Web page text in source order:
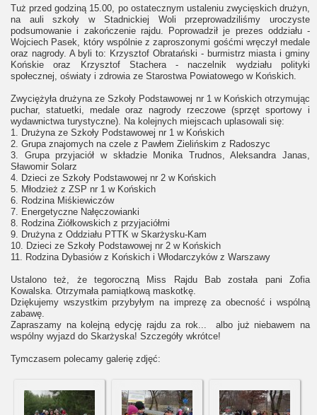
Tuż przed godziną 15.00, po ostatecznym ustaleniu zwycięskich drużyn,
na auli szkoły w Stadnickiej Woli przeprowadziliśmy uroczyste
podsumowanie i zakończenie rajdu. Poprowadził je prezes oddziału -
Wojciech Pasek, który wspólnie z zaproszonymi gośćmi wręczył medale
oraz nagrody. A byli to: Krzysztof Obratański - burmistrz miasta i gminy
Końskie oraz Krzysztof Stachera - naczelnik wydziału polityki
społecznej, oświaty i zdrowia ze Starostwa Powiatowego w Końskich.
Zwyciężyła drużyna ze Szkoły Podstawowej nr 1 w Końskich otrzymując
puchar, statuetki, medale oraz nagrody rzeczowe (sprzęt sportowy i
wydawnictwa turystyczne). Na kolejnych miejscach uplasowali się:
1. Drużyna ze Szkoły Podstawowej nr 1 w Końskich
2. Grupa znajomych na czele z Pawłem Zielińskim z Radoszyc
3. Grupa przyjaciół w składzie Monika Trudnos, Aleksandra Janas,
Sławomir Solarz
4. Dzieci ze Szkoły Podstawowej nr 2 w Końskich
5. Młodzież z ZSP nr 1 w Końskich
6. Rodzina Miśkiewiczów
7. Energetyczne Nałęczowianki
8. Rodzina Ziółkowskich z przyjaciółmi
9. Drużyna z Oddziału PTTK w Skarżysku-Kam
10. Dzieci ze Szkoły Podstawowej nr 2 w Końskich
11. Rodzina Dybasiów z Końskich i Włodarczyków z Warszawy
Ustalono też, że tegoroczną Miss Rajdu Bab została pani Zofia
Kowalska. Otrzymała pamiątkową maskotkę.
Dziękujemy wszystkim przybyłym na imprezę za obecność i wspólną
zabawę.
Zapraszamy na kolejną edycję rajdu za rok... albo już niebawem na
wspólny wyjazd do Skarżyska! Szczegóły wkrótce!
Tymczasem polecamy galerię zdjęć: